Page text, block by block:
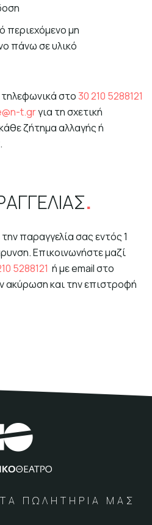
περιεχόμενο μη
πάνω σε υλικό
στο30 210 5288121
t.grγια τη σχετική
ζήτημα αλλαγής ή
παραγγελία σας εντός 1
Επικοινωνήστε μαζί
5288121 ή με email στο
ακύρωση και την επιστροφή
ΠΩΛΗΤΗΡΙΑ ΜΑΣ